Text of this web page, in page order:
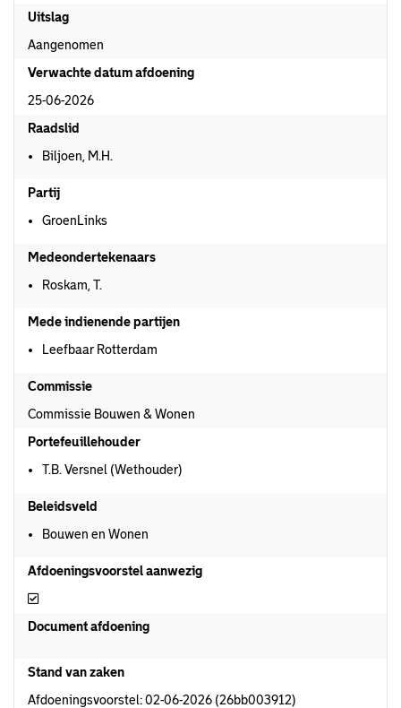
Uitslag
Aangenomen
Verwachte datum afdoening
25-06-2026
Raadslid
Biljoen, M.H.
Partij
GroenLinks
Medeondertekenaars
Roskam, T.
Mede indienende partijen
Leefbaar Rotterdam
Commissie
Commissie Bouwen & Wonen
Portefeuillehouder
T.B. Versnel (Wethouder)
Beleidsveld
Bouwen en Wonen
Afdoeningsvoorstel aanwezig
Afdoeningsvoorstel aanwezig
Document afdoening
Stand van zaken
Afdoeningsvoorstel: 02-06-2026 (26bb003912)